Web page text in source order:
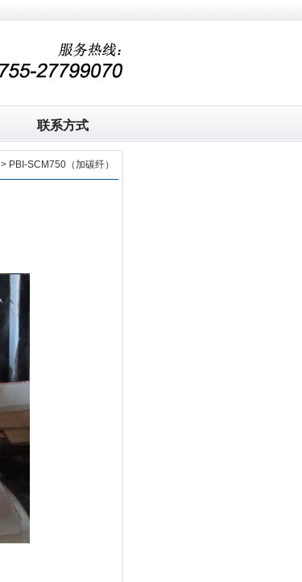
联系方式
> PBI-SCM750（加碳纤）